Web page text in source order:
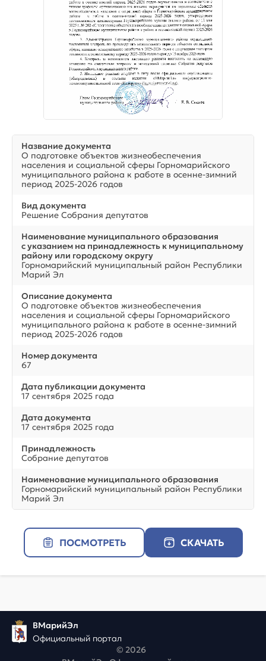
Название документа
О подготовке объектов жизнеобеспечения
населения и социальной сферы Горномарийского
муниципального района к работе в осенне-зимний
период 2025-2026 годов
Вид документа
Решение Собрания депутатов
Наименование муниципального образования
с указанием на принадлежность к муниципальному
району или городскому округу
Горномарийский муниципальный район Республики
Марий Эл
Описание документа
О подготовке объектов жизнеобеспечения
населения и социальной сферы Горномарийского
муниципального района к работе в осенне-зимний
период 2025-2026 годов
Номер документа
67
Дата публикации документа
17 сентября 2025 года
Дата документа
17 сентября 2025 года
Принадлежность
Собрание депутатов
Наименование муниципального образования
Горномарийский муниципальный район Республики
Марий Эл
ПОСМОТРЕТЬ СКАЧАТЬ
ВМарийЭл
Официальный портал
© 2026